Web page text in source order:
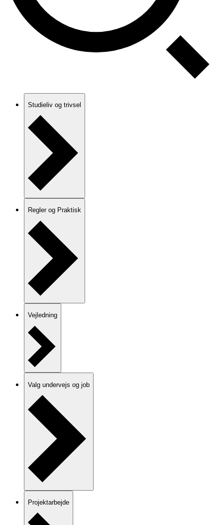
Studieliv og trivsel
Regler og Praktisk
Vejledning
Valg undervejs og job
Projektarbejde